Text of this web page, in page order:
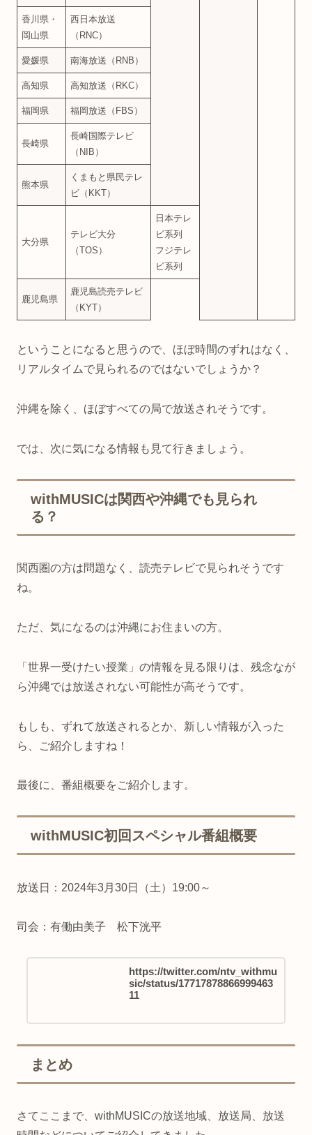
香川県・
岡山県
西日本放送
（RNC）
愛媛県 南海放送（RNB）
高知県 高知放送（RKC）
福岡県 福岡放送（FBS）
長崎県
長崎国際テレビ
（NIB）
熊本県
くまもと県民テレ
ビ（KKT）
大分県
テレビ大分
（TOS）
日本テレ
ビ系列
フジテレ
ビ系列
鹿児島県
鹿児島読売テレビ
（KYT）
ということになると思うので、ほぼ時間のずれはなく、
リアルタイムで見られるのではないでしょうか？
沖縄を除く、ほぼすべての局で放送されそうです。
では、次に気になる情報も見て行きましょう。
withMUSICは関西や沖縄でも見られ
る？
関西圏の方は問題なく、読売テレビで見られそうです
ね。
ただ、気になるのは沖縄にお住まいの方。
「世界一受けたい授業」の情報を見る限りは、残念なが
ら沖縄では放送されない可能性が高そうです。
もしも、ずれて放送されるとか、新しい情報が入った
ら、ご紹介しますね！
最後に、番組概要をご紹介します。
withMUSIC初回スペシャル番組概要
放送日：2024年3月30日（土）19:00～
司会：有働由美子 松下洸平
https://twitter.com/ntv_withmu
sic/status/17717878866999463
11
まとめ
さてここまで、withMUSICの放送地域、放送局、放送